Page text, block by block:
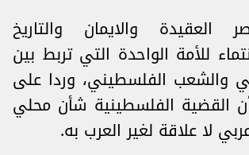
العقيدة والايمان والتاريخ
للأمة الواحدة التي تربط بين
والشعب الفلسطيني، وردا على
القضية الفلسطينية شأن محلي
لا علاقة لغير العرب به.